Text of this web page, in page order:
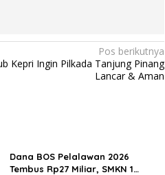
Pos berikutnya
Kepri Ingin Pilkada Tanjung Pinang
Lancar & Aman
Dana BOS Pelalawan 2026
Tembus Rp27 Miliar, SMKN 1